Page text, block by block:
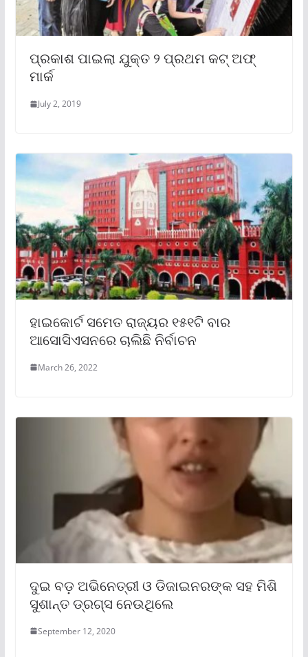
ପ୍ରକାଶ ପାଇଲା ଯୁକ୍ତ ୨ ପ୍ରଥମ କଟ୍ ଅଫ୍
ମାର୍କ
July 2, 2019
ହାଇକୋର୍ଟ ସମେତ ରାଜ୍ୟର ୧୫୧ଟି ବାର
ଆସୋସିଏସନରେ ଚାଲିଛି ନିର୍ବାଚନ
March 26, 2022
ଦୁଇ ବଡ଼ ଅଭିନେତ୍ରୀ ଓ ଡିଜାଇନରଙ୍କ ସହ ମିଶି
ସୁଶାନ୍ତ ଡ୍ରଗ୍ସ ନେଉଥିଲେ
September 12, 2020